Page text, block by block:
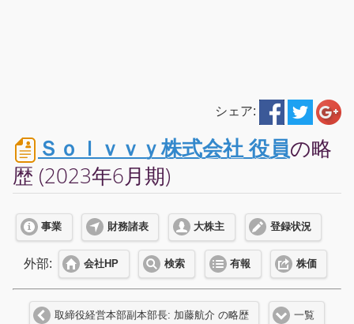
シェア:
Ｓｏｌｖｖｙ株式会社 役員の略
歴 (2023年6月期)
事業 財務諸表 大株主 登録状況
外部: 会社HP 検索 有報 株価
取締役経営本部副本部長: 加藤航介 の略歴 一覧